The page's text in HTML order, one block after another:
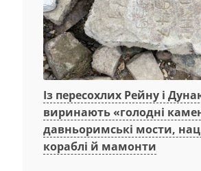
Із пересохлих Рейну і
виринають «голодні
давньоримські мости,
кораблі й мамонти